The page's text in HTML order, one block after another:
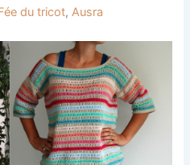
du tricot, Ausra